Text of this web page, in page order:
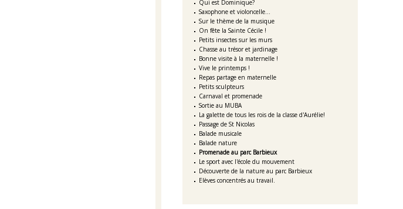
Qui est Dominique?
Saxophone et violoncelle...
Sur le thème de la musique
On fête la Sainte Cécile !
Petits insectes sur les murs
Chasse au trésor et jardinage
Bonne visite à la maternelle !
Vive le printemps !
Repas partage en maternelle
Petits sculpteurs
Carnaval et promenade
Sortie au MUBA
La galette de tous les rois de la classe d'Aurélie!
Passage de St Nicolas
Balade musicale
Balade nature
Promenade au parc Barbieux
Le sport avec l'école du mouvement
Découverte de la nature au parc Barbieux
Elèves concentrés au travail.